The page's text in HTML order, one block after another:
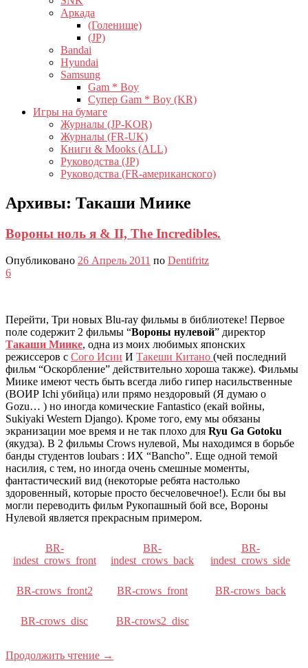
Аркада
(Голенище)
(JP)
Bandai
Hyundai
Samsung
Gam * Boy
Супер Gam * Boy (KR)
Игры на бумаге
Журналы (JP-KOR)
Журналы (FR-UK)
Книги & Mooks (ALL)
Руководства (JP)
Руководства (FR-американского)
Архивы: Такаши Миике
Вороны ноль я & II, The Incredibles.
Опубликовано 26 Апрель 2011 по Dentifritz
6
Перейти, Три новых Blu-ray фильмы в библиотеке! Первое
поле содержит 2 фильмы “Вороны нулевой” директор
Такаши Миике, одна из моих любимых японских
режиссеров с Сого Исии И Такеши Китано (чей последний
фильм “Оскорбление” действительно хороша также). Фильмы
Миике имеют честь быть всегда либо гипер насильственные
(ВОИР Ichi убийца) или прямо нездоровый (Я думаю о
Gozu… ) но иногда комические Fantastico (екай войны,
Sukiyaki Western Django). Кроме того, ему мы обязаны
экранизации мое время и не так плохо для Ryu Ga Gotoku
(якудза). В 2 фильмы Crows нулевой, Мы находимся в борьбе
банды студентов loubars : ИХ “Bancho”. Еще одной темой
насилия, с тем, но иногда очень смешные моменты,
фантастический вид (некоторые ребята настолько
здоровенный, которые просто бесчеловечное!). Если бы вы
могли переводить фильм Рукопашный бой все, Вороны
Нулевой является прекрасным примером.
BR-
indest_crows_front
BR-
indest_crows_back
BR-
indest_crows_side
BR-crows_front2 BR-crows_front BR-crows_back
BR-crows_disc BR-crows2_disc
Продолжить чтение →